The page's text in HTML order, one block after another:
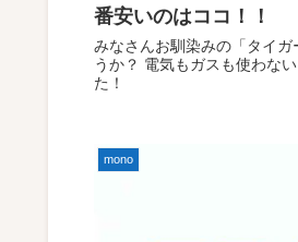
番安いのはココ！！
みなさんお馴染みの「タイ
うか？ 電気もガスも使わない、新聞紙一部で3合が炊ける…どういうこと？ 以前から気になっていた製品を調べ直しまし
た！
mono